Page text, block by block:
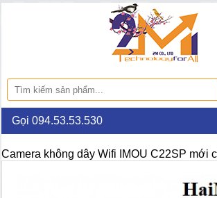
Gọi 094.53.53.530
Camera không dây Wifi IMOU C22SP mới